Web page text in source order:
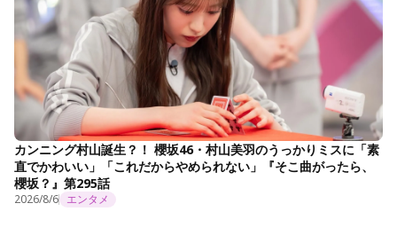
カンニング村山誕生？！ 櫻坂46・村山美羽のうっかりミスに「素
直でかわいい」「これだからやめられない」『そこ曲がったら、
櫻坂？』第295話
2026/8/6 エンタメ